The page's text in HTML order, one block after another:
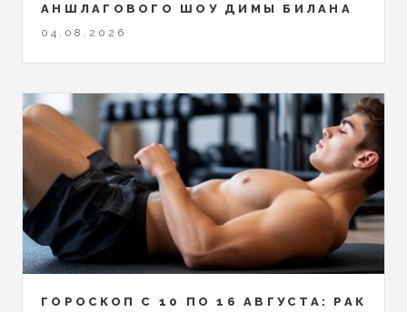
АНШЛАГОВОГО ШОУ ДИМЫ БИЛАНА
04.08.2026
ГОРОСКОП С 10 ПО 16 АВГУСТА: РАК